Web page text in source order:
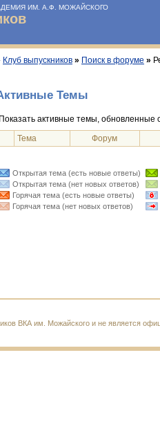
ИМ. А.Ф. МОЖАЙСКОГО
Клуб выпускников » Поиск в форуме »
Темы
Показать активные темы, обновленные
Тема
Форум
Открытая тема (есть новые ответы)
Открытая тема (нет новых ответов)
Горячая тема (есть новые ответы)
Горячая тема (нет новых ответов)
ВКА им. Можайского и не является